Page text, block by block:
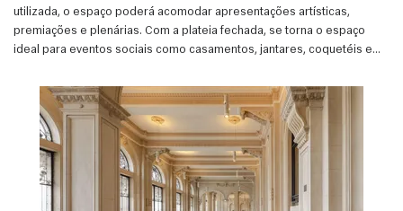
utilizada, o espaço poderá acomodar apresentações artísticas,
premiações e plenárias. Com a plateia fechada, se torna o espaço
ideal para eventos sociais como casamentos, jantares, coquetéis e